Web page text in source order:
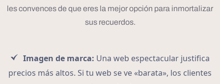
les convences de que eres la mejor opción para inmortalizar
sus recuerdos.
Imagen de marca: Una web espectacular justifica
precios más altos. Si tu web se ve «barata», los clientes